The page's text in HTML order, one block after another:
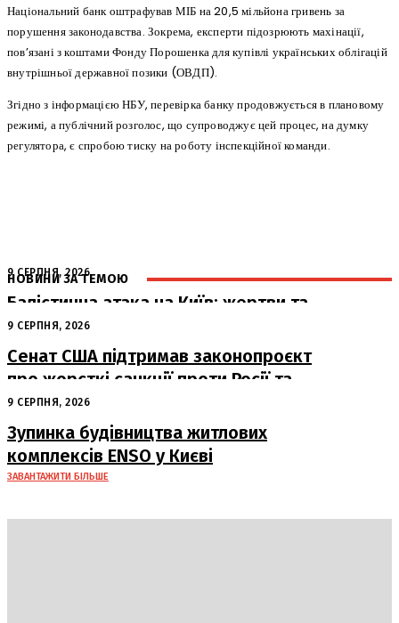
Національний банк оштрафував МІБ на 20,5 мільйона гривень за
порушення законодавства. Зокрема, експерти підозрюють махінації,
пов’язані з коштами Фонду Порошенка для купівлі українських облігацій
внутрішньої державної позики (ОВДП).
Згідно з інформацією НБУ, перевірка банку продовжується в плановому
режимі, а публічний розголос, що супроводжує цей процес, на думку
регулятора, є спробою тиску на роботу інспекційної команди.
НОВИНИ ЗА ТЕМОЮ
9 СЕРПНЯ, 2026
Балістична атака на Київ: жертви та
руйнування
9 СЕРПНЯ, 2026
Сенат США підтримав законопроєкт
про жорсткі санкції проти Росії та
Ірану
9 СЕРПНЯ, 2026
Зупинка будівництва житлових
комплексів ENSO у Києві
ЗАВАНТАЖИТИ БІЛЬШЕ